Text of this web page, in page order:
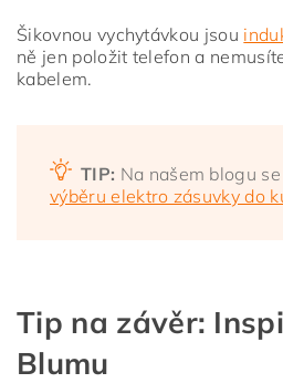
Šikovnou vychytávkou jsou
ně jen položit telefon a
kabelem.
TIP: Na našem blogu
výběru elektro zásuvky do
Tip na závěr:
Blumu